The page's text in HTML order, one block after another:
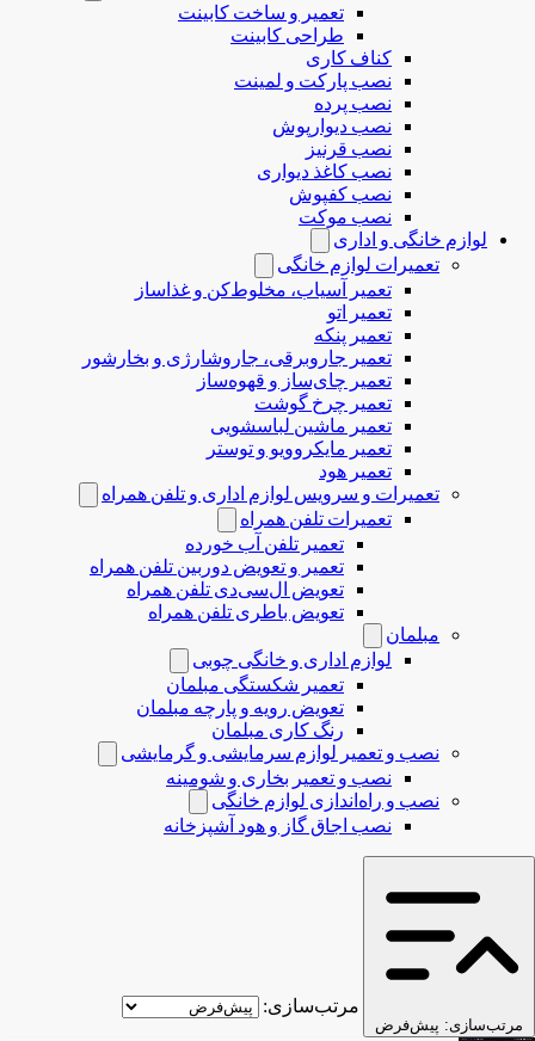
تعمیر و ساخت کابینت
طراحی کابینت
کناف کاری
نصب پارکت و لمینت
نصب پرده
نصب دیوارپوش
نصب قرنیز
نصب کاغذ دیواری
نصب کفپوش
نصب موکت
لوازم خانگی و اداری
تعمیرات لوازم خانگی
تعمیر آسیاب، مخلوط‌کن و غذاساز
تعمیر اتو
تعمیر پنکه
تعمیر جاروبرقی، جاروشارژی و بخارشور
تعمیر چای‌ساز و قهوه‌ساز
تعمیر چرخ گوشت
تعمیر ماشین لباسشویی
تعمیر مایکروویو و توستر
تعمیر هود
تعمیرات و سرویس لوازم اداری و تلفن همراه
تعمیرات تلفن همراه
تعمیر تلفن آب خورده
تعمیر و تعویض دوربین تلفن همراه
تعویض ال‌سی‌دی تلفن همراه
تعویض باطری تلفن همراه
مبلمان
لوازم اداری و خانگی چوبی
تعمیر شکستگی مبلمان
تعویض رویه و پارچه مبلمان
رنگ کاری مبلمان
نصب و تعمیر لوازم سرمایشی و گرمایشی
نصب و تعمیر بخاری و شومینه
نصب و راه‌اندازی لوازم خانگی
نصب اجاق گاز و هود آشپزخانه
مرتب‌سازی: پیش‌فرض
مرتب‌سازی: